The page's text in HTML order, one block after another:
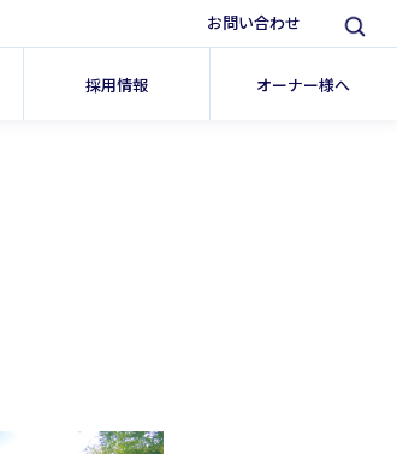
採用情報 オーナー様へ
お問い合わせ